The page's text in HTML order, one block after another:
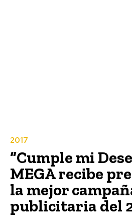
2017
“Cumple mi
MEGA recibe
la mejor
publicitaria del